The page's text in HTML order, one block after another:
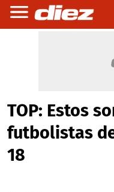
TOP: Estos
futbolistas
18